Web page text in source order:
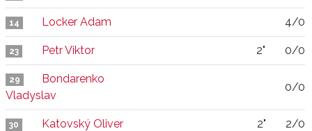
14 Locker Adam 4/0
23 Petr Viktor 2" 0/0
29
Bondarenko
Vladyslav
0/0
30 Katovský Oliver 2" 2/0